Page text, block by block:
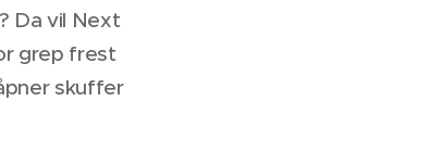
Da vil Next
grep frest
skuffer